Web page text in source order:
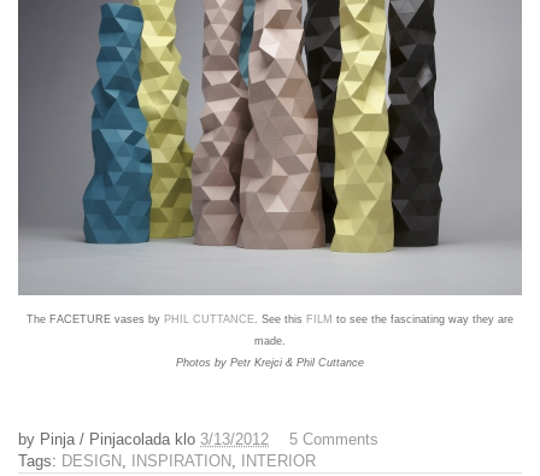
The FACETURE vases by PHIL CUTTANCE. See this FILM to see the fascinating way they are
made.
Photos by Petr Krejci & Phil Cuttance
by Pinja / Pinjacolada klo 3/13/2012
5 Comments
Tags: DESIGN INSPIRATION INTERIOR